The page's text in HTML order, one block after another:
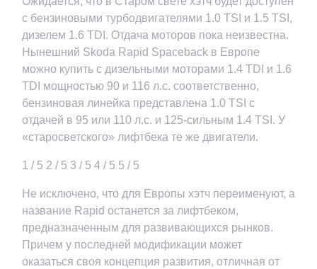
с бензиновыми турбодвигателями 1.0 TSI и 1.5 TSI,
дизелем 1.6 TDI. Отдача моторов пока неизвестна.
Нынешний Skoda Rapid Spaceback в Европе
можно купить с дизельными моторами 1.4 TDI и 1.6
TDI мощностью 90 и 116 л.с. соответственно,
бензиновая линейка представлена 1.0 TSI с
отдачей в 95 или 110 л.с. и 125-сильным 1.4 TSI. У
«старосветского» лифтбека те же двигатели.
1 / 5 2 / 5 3 / 5 4 / 5 5 / 5
Не исключено, что для Европы хэтч переименуют, а
название Rapid останется за лифтбеком,
предназначенным для развивающихся рынков.
Причем у последней модификации может
оказаться своя концепция развития, отличная от